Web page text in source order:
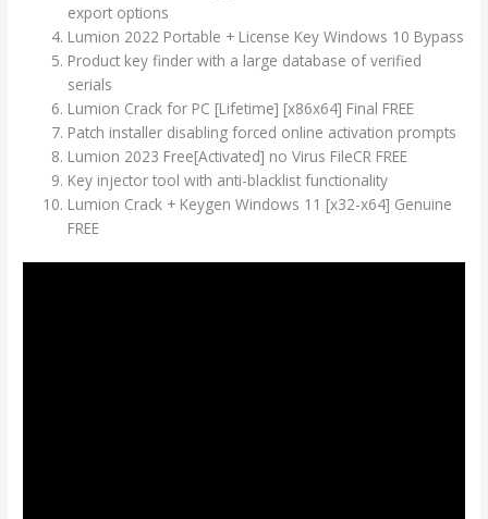
export options
Lumion 2022 Portable + License Key Windows 10 Bypass
Product key finder with a large database of verified
serials
Lumion Crack for PC [Lifetime] [x86x64] Final FREE
Patch installer disabling forced online activation prompts
Lumion 2023 Free[Activated] no Virus FileCR FREE
Key injector tool with anti-blacklist functionality
Lumion Crack + Keygen Windows 11 [x32-x64] Genuine
FREE